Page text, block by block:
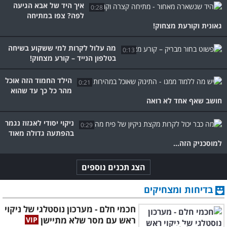
0:28
איך היד של אבא הגיעה
לפה? צפו במתיחה
גאונית וקורעת מצחוק!
0:13
מה עלול לקרות למי ששקוע בשיחה
בטלפון הנייד – קורע מצחוק!
0:21
הילד החמוד הזה אוכל
מהר כל כך עד שהוא
חושב שאף אחד לא רואה
0:29
ניקוי יסודי לאגזוז נגמר
בהפתעה גדולה מאוד
למוסכניק הזה...
הצג תכנים נוספים
בדיחות ומצחיקים
חכמי חלם - מערכון נוסטלגי של ניקוי
ראש עם מסר שלא מתיישן